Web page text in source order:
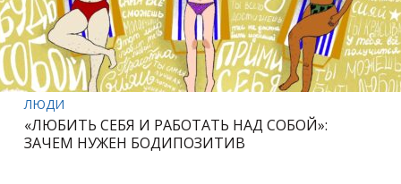
ЛЮДИ
«ЛЮБИТЬ СЕБЯ И РАБОТАТЬ НАД СОБОЙ»:
ЗАЧЕМ НУЖЕН БОДИПОЗИТИВ